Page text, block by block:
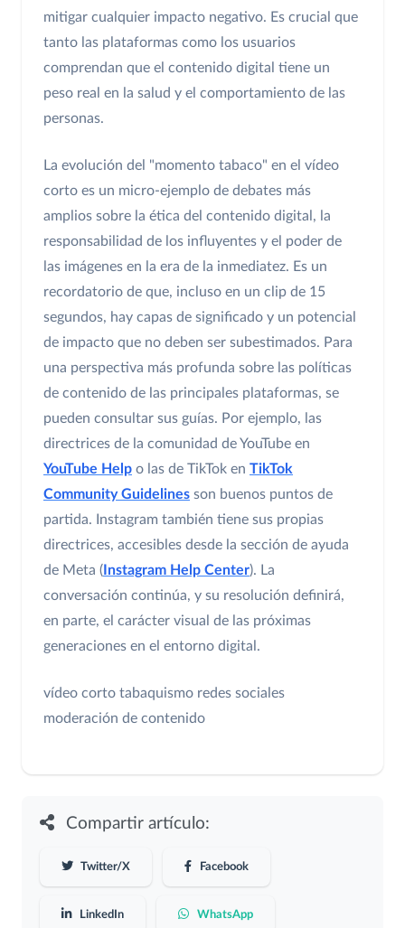
mitigar cualquier impacto negativo. Es crucial que
tanto las plataformas como los usuarios
comprendan que el contenido digital tiene un
peso real en la salud y el comportamiento de las
personas.
La evolución del "momento tabaco" en el vídeo
corto es un micro-ejemplo de debates más
amplios sobre la ética del contenido digital, la
responsabilidad de los influyentes y el poder de
las imágenes en la era de la inmediatez. Es un
recordatorio de que, incluso en un clip de 15
segundos, hay capas de significado y un potencial
de impacto que no deben ser subestimados. Para
una perspectiva más profunda sobre las políticas
de contenido de las principales plataformas, se
pueden consultar sus guías. Por ejemplo, las
directrices de la comunidad de YouTube en
YouTube Help o las de TikTok en TikTok
Community Guidelines son buenos puntos de
partida. Instagram también tiene sus propias
directrices, accesibles desde la sección de ayuda
de Meta ( Instagram Help Center). La
conversación continúa, y su resolución definirá,
en parte, el carácter visual de las próximas
generaciones en el entorno digital.
vídeo corto tabaquismo redes sociales
moderación de contenido
Compartir artículo:
Twitter/X Facebook
LinkedIn WhatsApp